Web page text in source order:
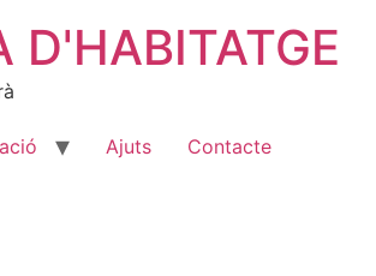
D'HABITATGE
Ajuts Contacte